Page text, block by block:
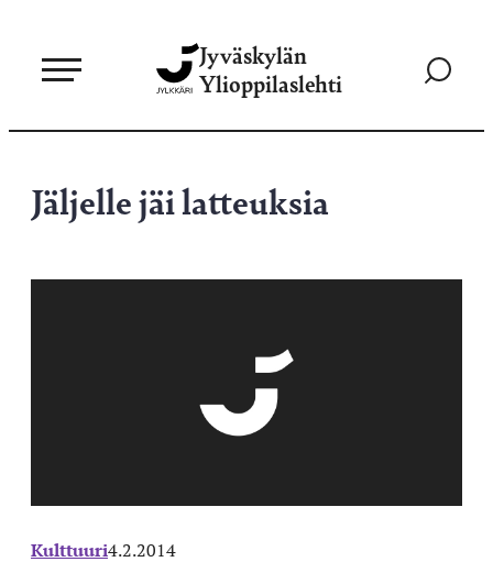
sisältöön
Jyväskylän
Ylioppilaslehti
Siirry
Jäljelle jäi latteuksia
Kulttuuri4.2.2014